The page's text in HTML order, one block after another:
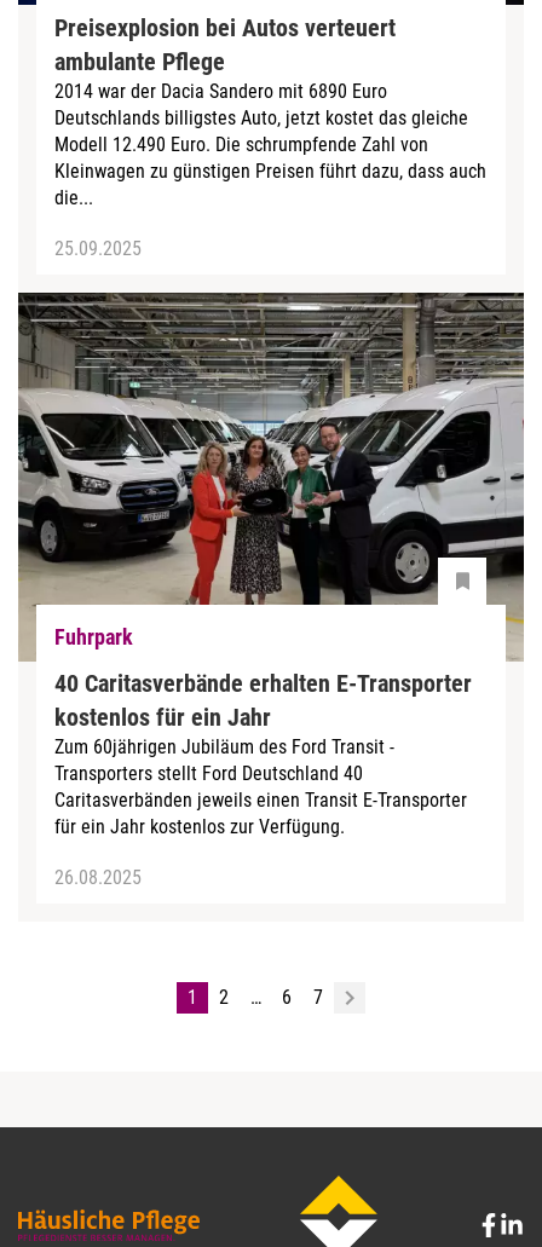
Preisexplosion bei Autos verteuert
ambulante Pflege
2014 war der Dacia Sandero mit 6890 Euro
Deutschlands billigstes Auto, jetzt kostet das gleiche
Modell 12.490 Euro. Die schrumpfende Zahl von
Kleinwagen zu günstigen Preisen führt dazu, dass auch
die...
25.09.2025
Fuhrpark
40 Caritasverbände erhalten E-Transporter
kostenlos für ein Jahr
Zum 60jährigen Jubiläum des Ford Transit -
Transporters stellt Ford Deutschland 40
Caritasverbänden jeweils einen Transit E-Transporter
für ein Jahr kostenlos zur Verfügung.
26.08.2025
1 2 … 6 7